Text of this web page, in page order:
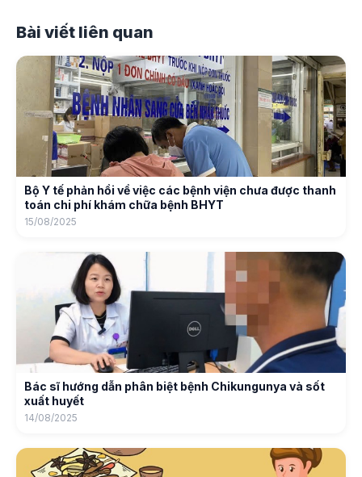
Bài viết liên quan
Bộ Y tế phản hồi về việc các bệnh viện chưa được thanh
toán chi phí khám chữa bệnh BHYT
15/08/2025
Bác sĩ hướng dẫn phân biệt bệnh Chikungunya và sốt
xuất huyết
14/08/2025